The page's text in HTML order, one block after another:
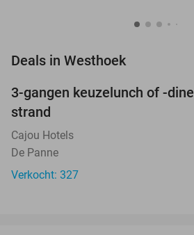
Deals in Westhoek
3-gangen keuzelunch of -
strand
Cajou Hotels
De Panne
Verkocht: 327